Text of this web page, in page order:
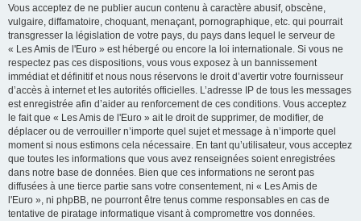
Vous acceptez de ne publier aucun contenu à caractère abusif, obscène,
vulgaire, diffamatoire, choquant, menaçant, pornographique, etc. qui pourrait
transgresser la législation de votre pays, du pays dans lequel le serveur de
« Les Amis de l'Euro » est hébergé ou encore la loi internationale. Si vous ne
respectez pas ces dispositions, vous vous exposez à un bannissement
immédiat et définitif et nous nous réservons le droit d’avertir votre fournisseur
d’accès à internet et les autorités officielles. L’adresse IP de tous les messages
est enregistrée afin d’aider au renforcement de ces conditions. Vous acceptez
le fait que « Les Amis de l'Euro » ait le droit de supprimer, de modifier, de
déplacer ou de verrouiller n’importe quel sujet et message à n’importe quel
moment si nous estimons cela nécessaire. En tant qu’utilisateur, vous acceptez
que toutes les informations que vous avez renseignées soient enregistrées
dans notre base de données. Bien que ces informations ne seront pas
diffusées à une tierce partie sans votre consentement, ni « Les Amis de
l'Euro », ni phpBB, ne pourront être tenus comme responsables en cas de
tentative de piratage informatique visant à compromettre vos données.